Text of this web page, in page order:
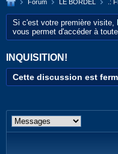
Forum LE BORDEL .:
Si c'est votre première visite,
vous permet d'accéder à
INQUISITION!
Cette discussion est